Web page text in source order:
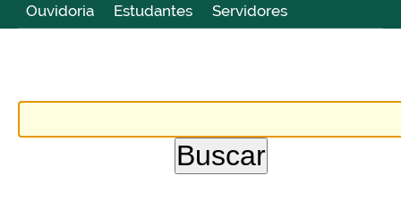
Ouvidoria
Estudantes Servidores